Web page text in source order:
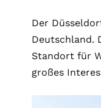
Der
Deutschland.
Standort für
großes